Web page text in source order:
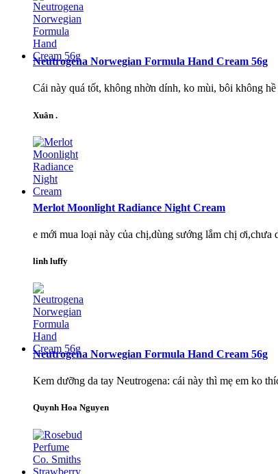
Neutrogena Norwegian Formula Hand Cream 56g
Cái này quá tốt, không nhờn dính, ko mùi, bôi không
Xuân .
Merlot Moonlight Radiance Night Cream
e mới mua loại này của chị,dùng sướng lắm chị
linh luffy
Neutrogena Norwegian Formula Hand Cream 56g
Kem dưỡng da tay Neutrogena: cái này thì mẹ em ko
Quynh Hoa Nguyen